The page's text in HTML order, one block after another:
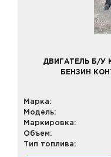
Siena
Uno
Uno (2010 - наст.
ДВИГАТЕЛЬ Б/У К
БЕНЗИН
Марка:
Модель:
Маркировка:
Объем:
Тип топлива: